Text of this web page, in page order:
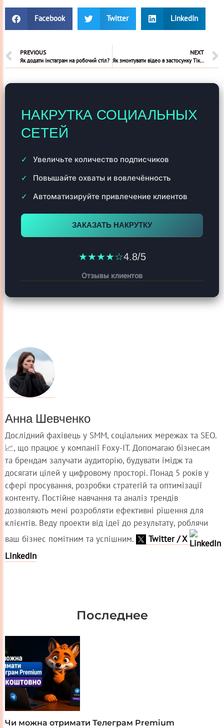
Facebook Twitter LinkedIn
PREVIOUS
Як додати інстаграм на робочий стіл?
NEXT
Як змонтувати відео в застосунку Тік Ток
НАКРУТКА СОЦИАЛЬНЫХ
СЕТЕЙ
Увеличьте количество подписчиков
Повышайте охваты и вовлечённость
Автоматизируйте привлечение клиентов
ЗАКАЗАТЬ НАКРУТКУ
★★★★☆4.8/5
Отзывы клиентов
Анна Шевченко
Дослідний фахівець у SMM, соціальних мережах та SEO.
📈, що працює у компанії Foxy-IT. Допомагаю бізнесам
та брендам залучати аудиторію, будувати імідж та
досягати цілей у цифровому просторі. Понад 5 років у
сфері просування, розробки стратегій та оптимізації
контенту. Постійне навчання та аналіз трендів
дозволяють мені розробляти ефективні рішення для
клієнтів. Веду проекти від ідеї до результату, роблячи
ваш бізнес помітним та успішним.
Twitter / X
LinkedIn
Последнее
Чи можна отримати Телеграм Premium